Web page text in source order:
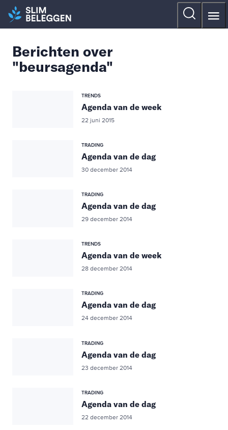
Berichten over
"beursagenda"
TRENDS
Agenda van de week
22 juni 2015
TRADING
Agenda van de dag
30 december 2014
TRADING
Agenda van de dag
29 december 2014
TRENDS
Agenda van de week
28 december 2014
TRADING
Agenda van de dag
24 december 2014
TRADING
Agenda van de dag
23 december 2014
TRADING
Agenda van de dag
22 december 2014